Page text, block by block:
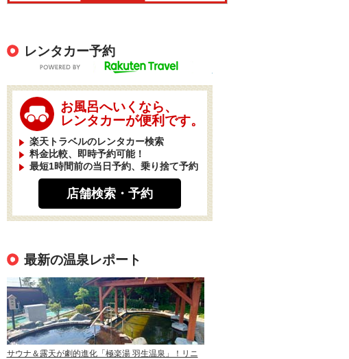
レンタカー予約
お風呂へいくなら、
レンタカーが便利です。
楽天トラベルのレンタカー検索
料金比較、即時予約可能！
最短1時間前の当日予約、乗り捨て予約
店舗検索・予約
最新の温泉レポート
サウナ＆露天が劇的進化「極楽湯 羽生温泉」！リニ